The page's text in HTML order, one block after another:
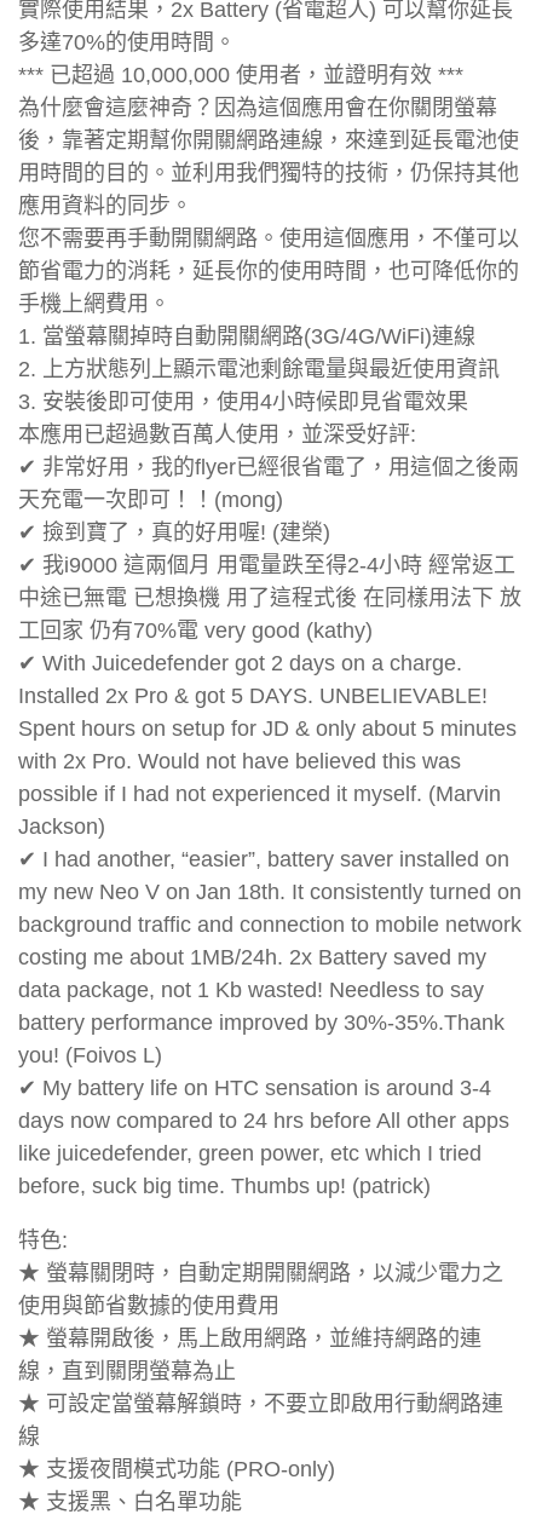
實際使用結果，2x Battery (省電超人) 可以幫你延長
多達70%的使用時間。
*** 已超過 10,000,000 使用者，並證明有效 ***
為什麼會這麼神奇？因為這個應用會在你關閉螢幕
後，靠著定期幫你開關網路連線，來達到延長電池使
用時間的目的。並利用我們獨特的技術，仍保持其他
應用資料的同步。
您不需要再手動開關網路。使用這個應用，不僅可以
節省電力的消耗，延長你的使用時間，也可降低你的
手機上網費用。
1. 當螢幕關掉時自動開關網路(3G/4G/WiFi)連線
2. 上方狀態列上顯示電池剩餘電量與最近使用資訊
3. 安裝後即可使用，使用4小時候即見省電效果
本應用已超過數百萬人使用，並深受好評:
✔ 非常好用，我的flyer已經很省電了，用這個之後兩
天充電一次即可！！(mong)
✔ 撿到寶了，真的好用喔! (建榮)
✔ 我i9000 這兩個月 用電量跌至得2-4小時 經常返工
中途已無電 已想換機 用了這程式後 在同樣用法下 放
工回家 仍有70%電 very good (kathy)
✔ With Juicedefender got 2 days on a charge.
Installed 2x Pro & got 5 DAYS. UNBELIEVABLE!
Spent hours on setup for JD & only about 5 minutes
with 2x Pro. Would not have believed this was
possible if I had not experienced it myself. (Marvin
Jackson)
✔ I had another, “easier”, battery saver installed on
my new Neo V on Jan 18th. It consistently turned on
background traffic and connection to mobile network
costing me about 1MB/24h. 2x Battery saved my
data package, not 1 Kb wasted! Needless to say
battery performance improved by 30%-35%.Thank
you! (Foivos L)
✔ My battery life on HTC sensation is around 3-4
days now compared to 24 hrs before All other apps
like juicedefender, green power, etc which I tried
before, suck big time. Thumbs up! (patrick)
特色:
★ 螢幕關閉時，自動定期開關網路，以減少電力之
使用與節省數據的使用費用
★ 螢幕開啟後，馬上啟用網路，並維持網路的連
線，直到關閉螢幕為止
★ 可設定當螢幕解鎖時，不要立即啟用行動網路連
線
★ 支援夜間模式功能 (PRO-only)
★ 支援黑、白名單功能